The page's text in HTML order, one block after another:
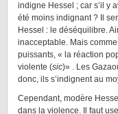
indigne Hessel ; car s’il y
été moins indignant ? Il
Hessel : le déséquilibre.
inacceptable. Mais
puissants, « la réaction
violente (sic)» . Les
donc, ils s’indignent au
Cependant, modère
dans la violence. Il faut